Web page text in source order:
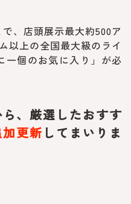
、店頭展示最大約500ア
以上の全国最大級のライ
一個のお気に入り」が必
、厳選したおすす
更新 してまいりま